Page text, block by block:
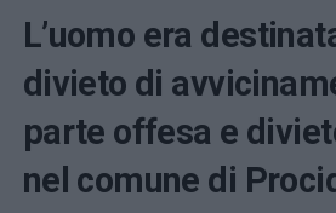
L’uomo era
divieto di
parte offesa e
nel comune di